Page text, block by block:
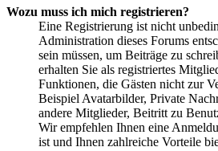
Wozu muss ich mich registrieren?
Eine Registrierung ist nicht
Administration dieses Forums
sein müssen, um Beiträge zu
erhalten Sie als registriertes
Funktionen, die Gästen nicht zur
Beispiel Avatarbilder, Private
andere Mitglieder, Beitritt zu
Wir empfehlen Ihnen eine
ist und Ihnen zahlreiche Vorteile